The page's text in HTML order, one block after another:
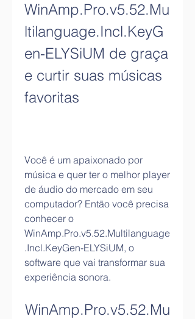
WinAmp.Pro.v5.52.Mu
ltilanguage.Incl.KeyG
en-ELYSiUM de graça
e curtir suas músicas
favoritas
Você é um apaixonado por
música e quer ter o melhor player
de áudio do mercado em seu
computador? Então você precisa
conhecer o
WinAmp.Pro.v5.52.Multilanguage
.Incl.KeyGen-ELYSiUM, o
software que vai transformar sua
experiência sonora.
WinAmp.Pro.v5.52.Mu